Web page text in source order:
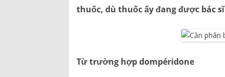
Lịch khám bác sĩ
Hồ sơ năng lực
Bảng giá dịch vụ
thuốc, dù thuốc ấy đang được bác
Từ trường hợp dompéridone